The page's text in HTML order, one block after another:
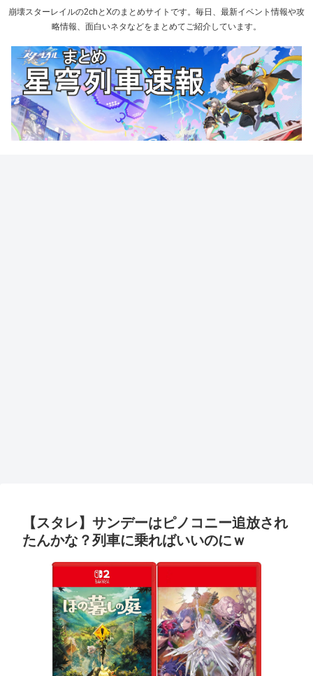
崩壊スターレイルの2chとXのまとめサイトです。毎日、最新イベント情報や攻
略情報、面白いネタなどをまとめてご紹介しています。
【スタレ】サンデーはピノコニー追放され
たんかな？列車に乗ればいいのにｗ